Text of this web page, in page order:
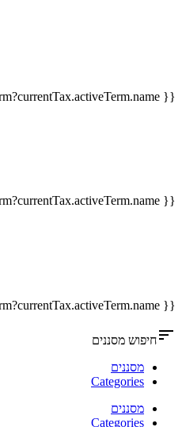
{{ currentTax.activeTerm?currentTax.activeTerm.name:' ' }}
{{ currentTax.activeTerm?currentTax.activeTerm.name:' ' }}
{{ currentTax.activeTerm?currentTax.activeTerm.name:' ' }}
sortחיפוש מסננים
מסננים
Categories
מסננים
Categories